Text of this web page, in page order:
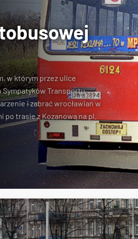
w którym przez ulice
Sympatyków Transportu
i zabrać wrocławian w
trasie z Kozanowa na pl.